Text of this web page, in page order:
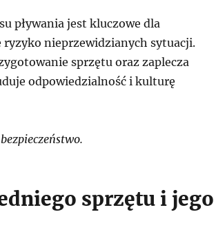
pływania jest kluczowe dla
nieprzewidzianych sytuacji.
sprzętu oraz zaplecza
odpowiedzialność i kulturę
sprzętu i jego